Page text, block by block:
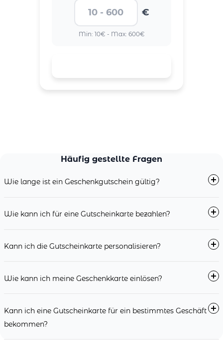
€
Min: 10€ - Max: 600€
Häufig gestellte Fragen
Wie lange ist ein Geschenkgutschein gültig?
Wie kann ich für eine Gutscheinkarte bezahlen?
Kann ich die Gutscheinkarte personalisieren?
Wie kann ich meine Geschenkkarte einlösen?
Kann ich eine Gutscheinkarte für ein bestimmtes Geschäft
bekommen?